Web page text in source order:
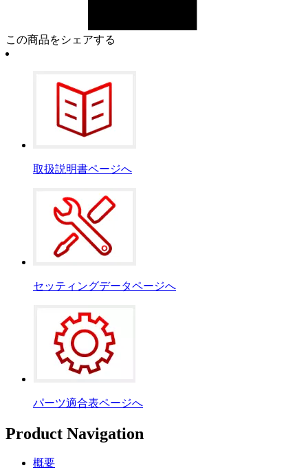
この商品をシェアする
取扱説明書ページへ
セッティングデータページへ
パーツ適合表ページへ
Product Navigation
概要